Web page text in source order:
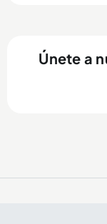
Únete a